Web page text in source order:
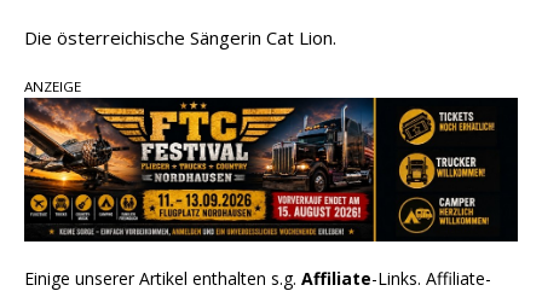
Die österreichische Sängerin Cat Lion.
ANZEIGE
Einige unserer Artikel enthalten s.g. Affiliate-Links. Affiliate-